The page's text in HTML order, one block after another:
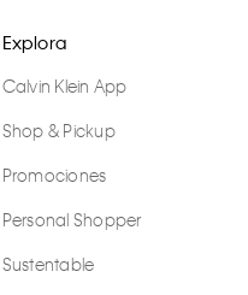
Explora
Calvin Klein App
Shop & Pickup
Promociones
Personal Shopper
Sustentable